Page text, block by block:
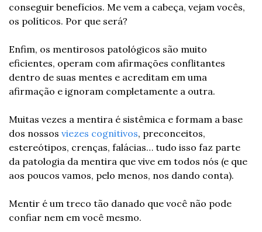
conseguir benefícios. Me vem a cabeça, vejam vocês,
os políticos. Por que será?
Enfim, os mentirosos patológicos são muito
eficientes, operam com afirmações conflitantes
dentro de suas mentes e acreditam em uma
afirmação e ignoram completamente a outra.
Muitas vezes a mentira é sistêmica e formam a base
dos nossos viezes cognitivos, preconceitos,
estereótipos, crenças, falácias… tudo isso faz parte
da patologia da mentira que vive em todos nós (e que
aos poucos vamos, pelo menos, nos dando conta).
Mentir é um treco tão danado que você não pode
confiar nem em você mesmo.